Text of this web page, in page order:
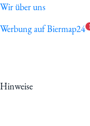
Wir über uns
Werbung auf Biermap24
Hinweise